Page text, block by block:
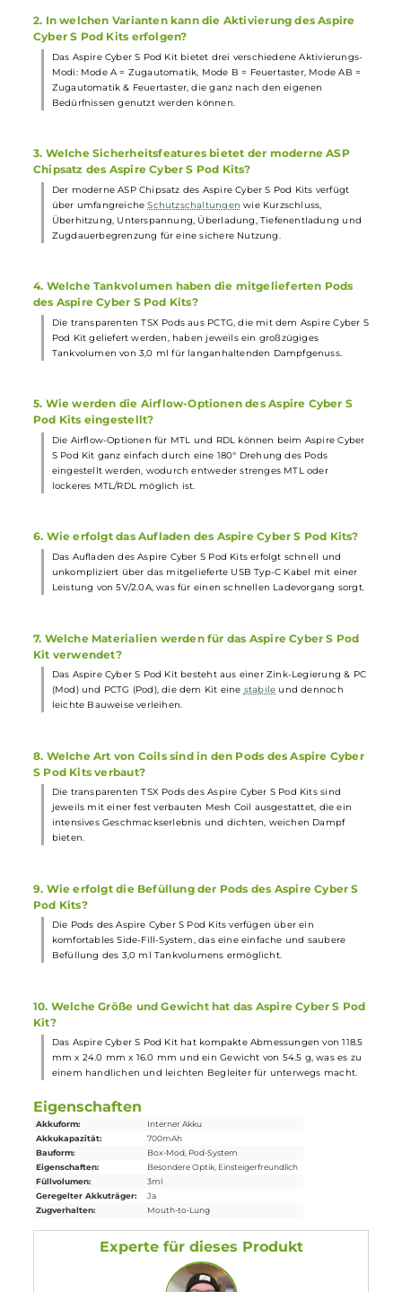
Tiefe: 16.0 mm
Gewicht: 54.5 g
Füllvolumen: 3.0 ml
Häufig gestellte Fragen
1. Wie lange hält der Akku des Aspire Cyber S Pod Kits?
Der integrierte 700 mAh Akku des Aspire Cyber S Pod Kits bietet
eine ausreichend lange Nutzungsdauer für Dampfsessions und
2. In welchen Varianten kann die Aktivierung des Aspire
Cyber S Pod Kits erfolgen?
Zugautomatik & Feuertaster, die ganz nach den eigenen
Bedürfnissen genutzt werden können.
3. Welche Sicherheitsfeatures bietet der moderne ASP
über umfangreicheSchutzschaltungenwie Kurzschluss,
Überhitzung, Unterspannung, Überladung, Tiefenentladung und
Zugdauerbegrenzung für eine sichere Nutzung.
4. Welche Tankvolumen haben die mitgelieferten Pods
des Aspire Cyber S Pod Kits?
Die transparenten TSX Pods aus PCTG, die mit dem Aspire Cyber
Pod Kit geliefert werden, haben jeweils ein großzügiges
Tankvolumen von 3,0 ml für langanhaltenden Dampfgenuss.
5. Wie werden die Airflow-Optionen des Aspire Cyber S
Pod Kits eingestellt?
Die Airflow-Optionen für MTL und RDL können beim Aspire
S Pod Kit ganz einfach durch eine 180° Drehung des Pods
eingestellt werden, wodurch entweder strenges MTL oder
6. Wie erfolgt das Aufladen des Aspire Cyber S Pod Kits?
Das Aufladen des Aspire Cyber S Pod Kits erfolgt schnell und
unkompliziert über das mitgelieferte USB Typ-C Kabel mit einer
7. Welche Materialien werden für das Aspire Cyber S Pod
Kit verwendet?
Das Aspire Cyber S Pod Kit besteht aus einer Zink-Legierung &
(Mod) und PCTG (Pod), die dem Kit eine stabileund dennoch
8. Welche Art von Coils sind in den Pods des Aspire
S Pod Kits verbaut?
Die transparenten TSX Pods des Aspire Cyber S Pod Kits sind
jeweils mit einer fest verbauten Mesh Coil ausgestattet, die ein